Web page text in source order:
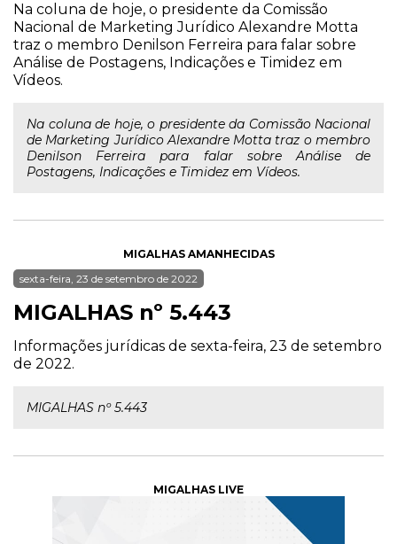
Na coluna de hoje, o presidente da Comissão
Nacional de Marketing Jurídico Alexandre Motta
traz o membro Denilson Ferreira para falar sobre
Análise de Postagens, Indicações e Timidez em
Vídeos.
Na coluna de hoje, o presidente da Comissão Nacional
de Marketing Jurídico Alexandre Motta traz o membro
Denilson Ferreira para falar sobre Análise de
Postagens, Indicações e Timidez em Vídeos.
MIGALHAS AMANHECIDAS
sexta-feira, 23 de setembro de 2022
MIGALHAS nº 5.443
Informações jurídicas de sexta-feira, 23 de setembro
de 2022.
MIGALHAS nº 5.443
MIGALHAS LIVE